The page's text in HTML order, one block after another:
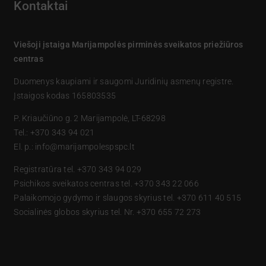
Kontaktai
Viešoji įstaiga Marijampolės pirminės sveikatos priežiūros
centras
Duomenys kaupiami ir saugomi Juridinių asmenų registre.
Įstaigos kodas 165803535
P. Kriaučiūno g. 2 Marijampolė, LT-68298
Tel.: +370 343 94 021
El. p.: info@marijampolespspc.lt
Registratūra tel. +370 343 94 029
Psichikos sveikatos centras tel. +370 343 22 066
Palaikomojo gydymo ir slaugos skyrius tel. +370 611 40 515
Socialinės globos skyrius tel. Nr. +370 655 72 273